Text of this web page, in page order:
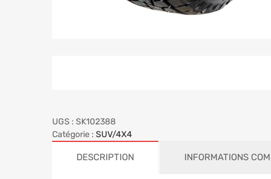
UGS : SK102388
Catégorie : SUV/4X4
DESCRIPTION INFORMATIONS